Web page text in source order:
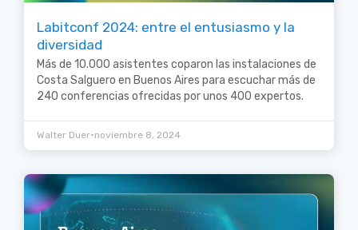
Labitconf 2024: entre el entusiasmo y la
diversidad
Más de 10.000 asistentes coparon las instalaciones de
Costa Salguero en Buenos Aires para escuchar más de
240 conferencias ofrecidas por unos 400 expertos.
Walter Duer•noviembre 8, 2024